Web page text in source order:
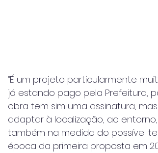
“É um projeto particularmente
já estando pago pela Prefeitura,
obra tem sim uma assinatura,
adaptar à localização, ao
também na medida do possível
época da primeira proposta em